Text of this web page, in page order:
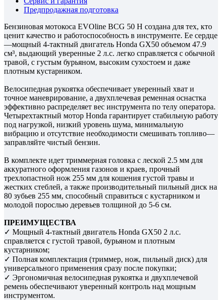
Предпродажная подготовка
Бензиновая мотокоса EVOline BCG 50 H создана для тех, кто
ценит качество и работоспособность в инструменте. Ее сердце
—мощный 4-тактный двигатель Honda GX50 объемом 47.9
см³, выдающий уверенные 2 л.с. легко справляется с обычной
травой, с густым бурьяном, высоким сухостоем и даже
плотным кустарником.
Велосипедная рукоятка обеспечивает уверенный хват и
точное маневрирование, а двухплечевая ременная оснастка
эффективно распределяет вес инструмента по телу оператора.
Четырехтактный мотор Honda гарантирует стабильную работу
под нагрузкой, низкий уровень шума, минимальную
вибрацию и отсутствие необходимости смешивать топливо—
заправляйте чистый бензин.
В комплекте идет триммерная головка с леской 2.5 мм для
аккуратного оформления газонов и краев, прочный
трехлопастной нож 255 мм для кошения густой травы и
жестких стеблей, а также производительный пильный диск на
80 зубьев 255 мм, способный справиться с кустарником и
молодой порослью деревьев толщиной до 5-6 см.
ПРЕИМУЩЕСТВА
✓ Мощный 4-тактный двигатель Honda GX50 2 л.с.
справляется с густой травой, бурьяном и плотным
кустарником;
✓ Полная комплектация (триммер, нож, пильный диск) для
универсального применения сразу после покупки;
✓ Эргономичная велосипедная рукоятка и двухплечевой
ремень обеспечивают уверенный контроль над мощным
инструментом.